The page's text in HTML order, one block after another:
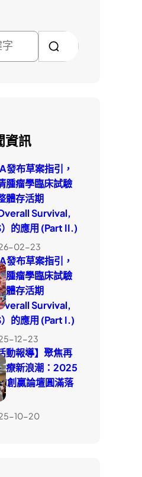
資訊
發布草案指引，
腫瘤學臨床試驗
體存活期
Overall Survival,
的應用 (Part II.)
02-23
發布草案指引，
腫瘤學臨床試驗
體存活期
Survival,
的應用 (Part I.)
12-23
動報導】聚焦再
療新浪潮：2025
創贏論壇圓滿落
10-20